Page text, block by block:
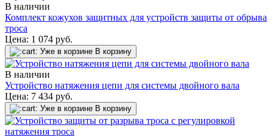
В наличии
Комплект кожухов защитных для устройств защиты от обрыва
троса
Цена: 1 074 руб.
Уже в корзине В корзину
В наличии
Устройство натяжения цепи для системы двойного вала
Цена: 7 434 руб.
Уже в корзине В корзину